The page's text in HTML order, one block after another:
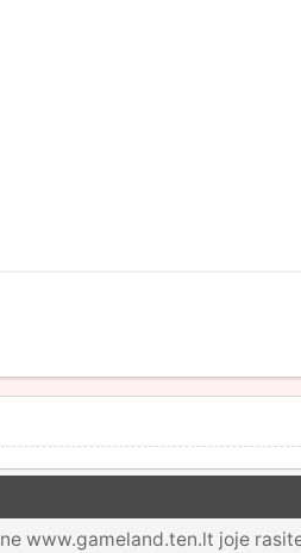
www.gameland.ten.lt joje